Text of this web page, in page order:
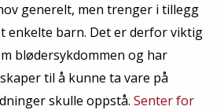
generelt, men trenger i tillegg
enkelte barn. Det er derfor viktig
blødersykdommen og har
til å kunne ta vare på
skulle oppstå. Senter for